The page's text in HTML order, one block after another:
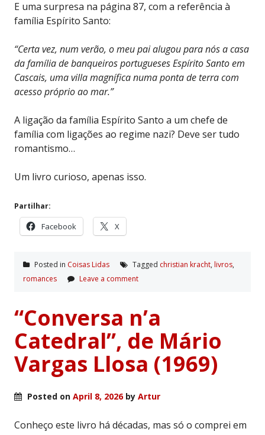
E uma surpresa na página 87, com a referência à
família Espírito Santo:
“Certa vez, num verão, o meu pai alugou para nós a casa
da família de banqueiros portugueses Espírito Santo em
Cascais, uma villa magnífica numa ponta de terra com
acesso próprio ao mar.”
A ligação da família Espírito Santo a um chefe de
família com ligações ao regime nazi? Deve ser tudo
romantismo…
Um livro curioso, apenas isso.
Partilhar:
Facebook X
Posted in Coisas Lidas Tagged christian kracht, livros,
romances
Leave a comment
“Conversa n’a
Catedral”, de Mário
Vargas Llosa (1969)
Posted on April 8, 2026by Artur
Conheço este livro há décadas, mas só o comprei em